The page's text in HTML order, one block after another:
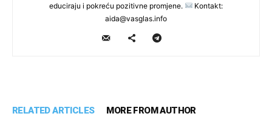
educiraju i pokreću pozitivne promjene.
Kontakt:
aida@vasglas.info
RELATED ARTICLES MORE FROM AUTHOR